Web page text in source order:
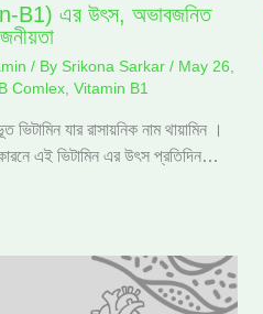
B1) এর উৎস, অভাবজনিত
/ By Srikona Sarkar / May 26,
Comlex Vitamin B1
ভিটামিন যার রাসায়নিক নাম থায়ামিন ।
এই ভিটামিন এর উৎস প্রতিদিন…